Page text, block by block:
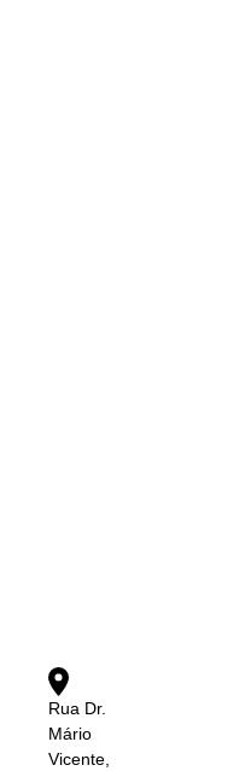
Rua Dr.
Mário
Vicente,